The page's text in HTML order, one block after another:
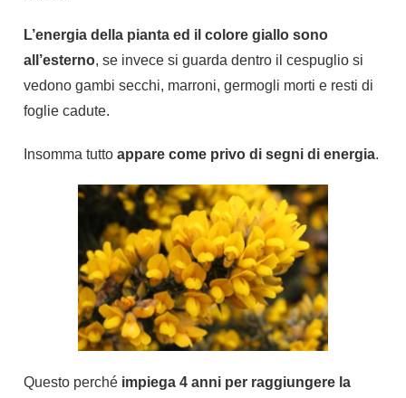
L’energia della pianta ed il colore giallo sono
all’esterno, se invece si guarda dentro il cespuglio si
vedono gambi secchi, marroni, germogli morti e resti di
foglie cadute.
Insomma tutto appare come privo di segni di energia.
Questo perché impiega 4 anni per raggiungere la